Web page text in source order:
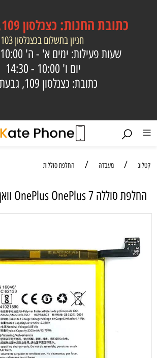
כתובתהחנות: כצנלסון 109, גבעתיים
חניון בתשלום בכצנלסון 103
שעות פעילות: ימים א' - ה' 10:00 - 18:30
יום ו' 10:00 - 14:30
כתובת: כצנלסון 109, גבעתיים
קטלוג / מעבדה / החלפת סוללות
‏החלפת סוללה OnePlus OnePlus 7 וואן פלוס